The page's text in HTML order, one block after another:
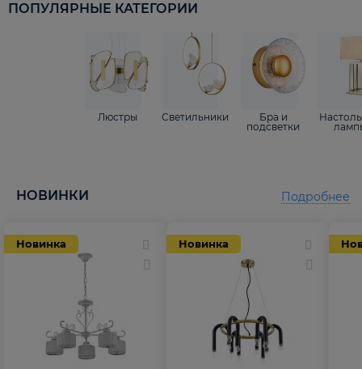
ПОПУЛЯРНЫЕ КАТЕГОРИИ
Люстры Светильники
Бра и
подсветки
НОВИНКИ
Новинка Новинка
Подробнее